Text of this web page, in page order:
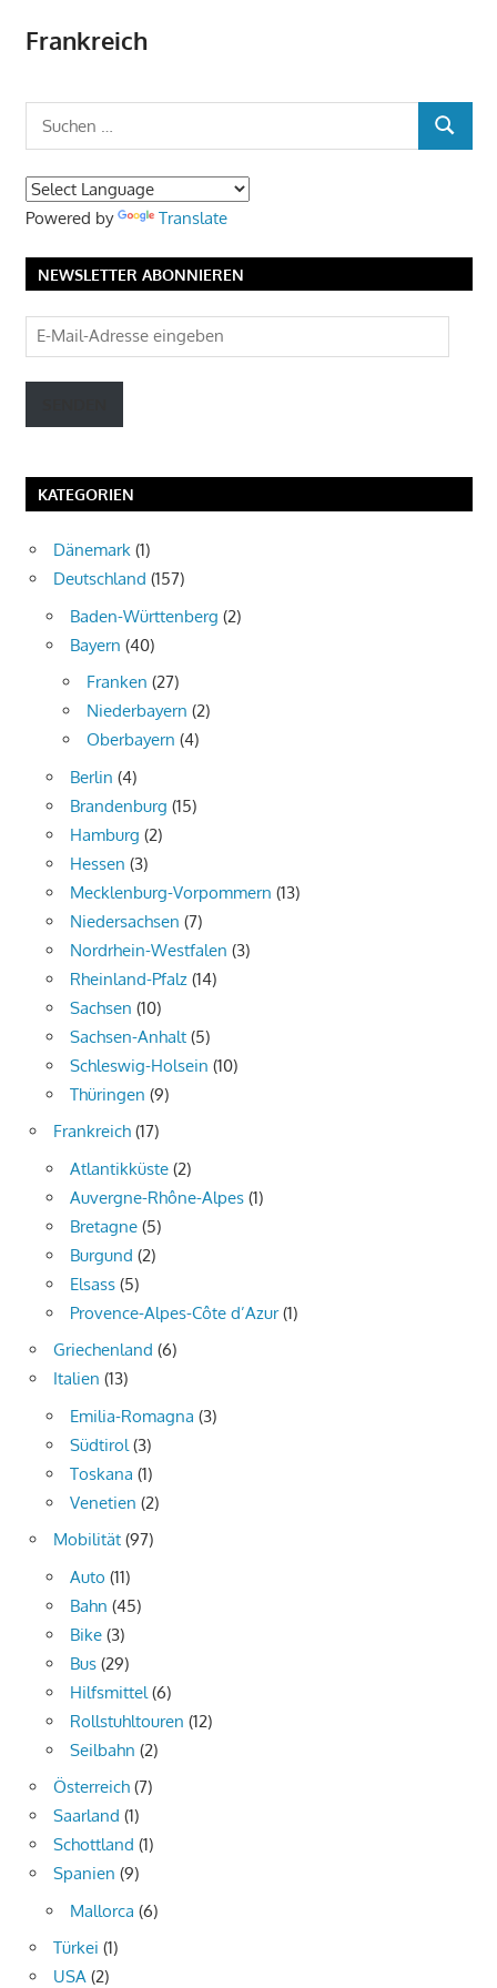
Frankreich
SUCHEN
Powered by Translate
NEWSLETTER ABONNIEREN
E-
Mail-
Adresse
KATEGORIEN
Dänemark (1)
Deutschland (157)
Baden-Württenberg (2)
Bayern (40)
Franken (27)
Niederbayern (2)
Oberbayern (4)
Berlin (4)
Brandenburg (15)
Hamburg (2)
Hessen (3)
Mecklenburg-Vorpommern (13)
Niedersachsen (7)
Nordrhein-Westfalen (3)
Rheinland-Pfalz (14)
Sachsen (10)
Sachsen-Anhalt (5)
Schleswig-Holsein (10)
Thüringen (9)
Frankreich (17)
Atlantikküste (2)
Auvergne-Rhône-Alpes (1)
Bretagne (5)
Burgund (2)
Elsass (5)
Provence-Alpes-Côte d’Azur(1)
Griechenland (6)
Italien (13)
Emilia-Romagna (3)
Südtirol (3)
Toskana (1)
Venetien (2)
Mobilität (97)
Auto (11)
Bahn (45)
Bike (3)
Bus (29)
Hilfsmittel (6)
Rollstuhltouren (12)
Seilbahn (2)
Österreich (7)
Saarland (1)
Schottland (1)
Spanien (9)
Mallorca (6)
Türkei (1)
USA (2)